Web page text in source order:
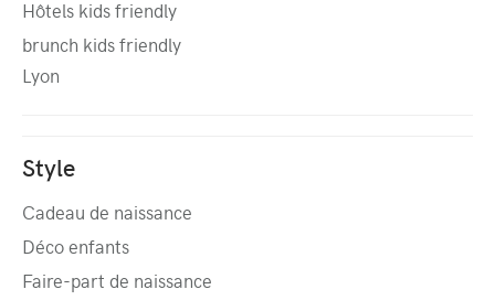
Hôtels kids friendly
brunch kids friendly
Lyon
Style
Cadeau de naissance
Déco enfants
Faire-part de naissance